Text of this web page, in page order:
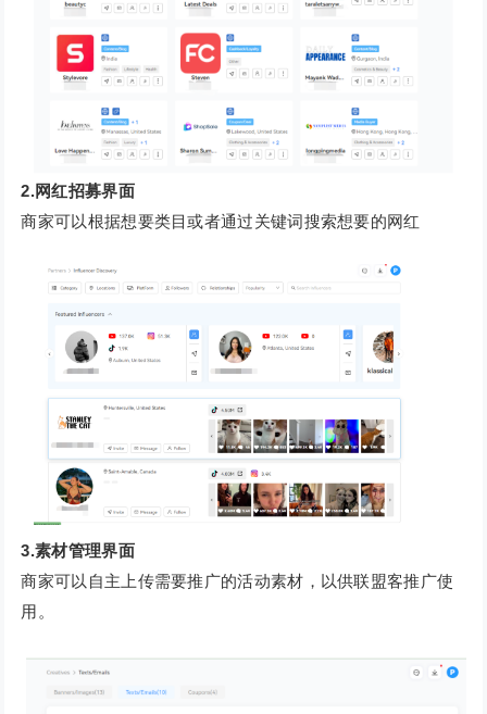
2.网红招募界面
商家可以根据想要类目或者通过关键词搜索想要的网红
3.素材管理界面
商家可以自主上传需要推广的活动素材，以供联盟客推广使
用。